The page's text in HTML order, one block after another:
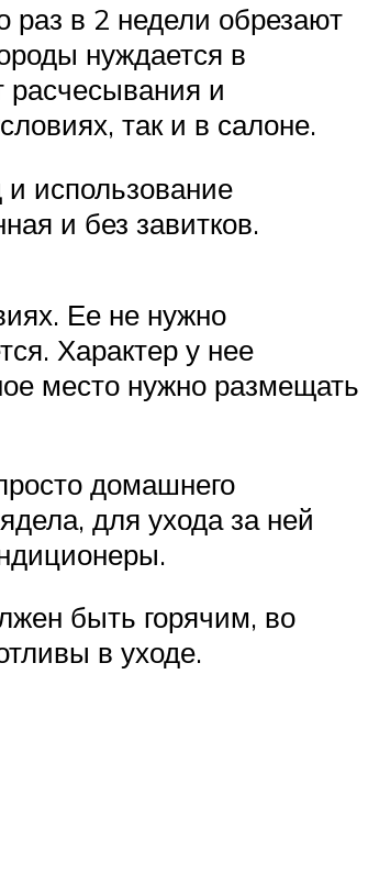
раз в 2 недели обрезают
нуждается в
расчесывания и
так и в салоне.
использование
и без завитков.
Ее не нужно
Характер у нее
место нужно размещать
домашнего
для ухода за ней
быть горячим, во
в уходе.